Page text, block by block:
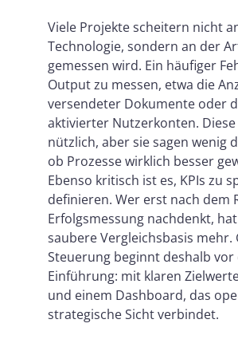
Viele Projekte scheitern nicht
Technologie, sondern an der
gemessen wird. Ein häufiger
Output zu messen, etwa die
versendeter Dokumente oder
aktivierter Nutzerkonten.
nützlich, aber sie sagen wenig
ob Prozesse wirklich besser
Ebenso kritisch ist es, KPIs zu
definieren. Wer erst nach dem
Erfolgsmessung nachdenkt,
saubere Vergleichsbasis mehr.
Steuerung beginnt deshalb vor
Einführung: mit klaren
und einem Dashboard, das
strategische Sicht verbindet.